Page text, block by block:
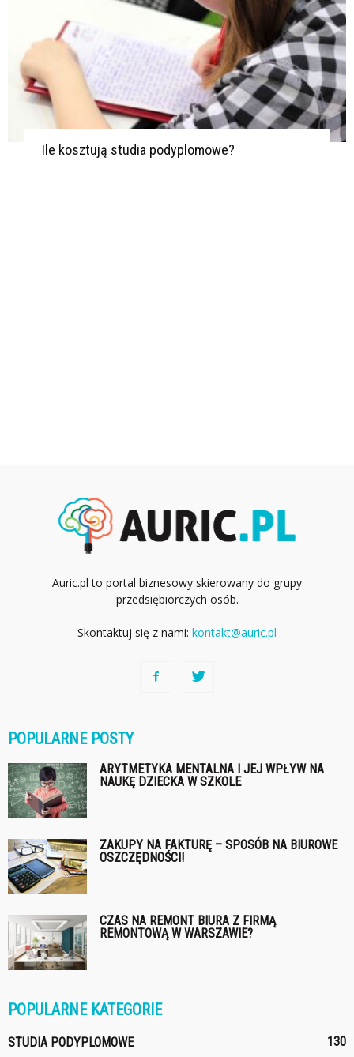
Ile kosztują studia podyplomowe?
Auric.pl to portal biznesowy skierowany do grupy
przedsiębiorczych osób.
Skontaktuj się z nami: kontakt@auric.pl
POPULARNE POSTY
ARYTMETYKA MENTALNA I JEJ WPŁYW NA
NAUKĘ DZIECKA W SZKOLE
ZAKUPY NA FAKTURĘ – SPOSÓB NA BIUROWE
OSZCZĘDNOŚCI!
CZAS NA REMONT BIURA Z FIRMĄ
REMONTOWĄ W WARSZAWIE?
POPULARNE KATEGORIE
STUDIA PODYPLOMOWE 130